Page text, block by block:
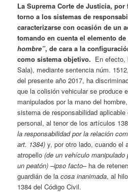
La Suprema Corte de Justicia,
torno a los sistemas de
caracterizarse con ocasión de un
tomando en cuenta el elemento de
hombre”, de cara a la
como sistema objetivo. En efecto,
Sala), mediante sentencia núm.
del presente año 2017, ha
que la colisión vehicular se produce
manipulados por la mano del
sistema de responsabilidad
personal, al tenor de los artículos
la responsabilidad por la relación
art. 1384) y, por otro lado, cuando el
atropello(de un vehículo
un peatón) –ipso facto– ha de
guardián de lacosa inanimada, al
1384 del Código Civil.